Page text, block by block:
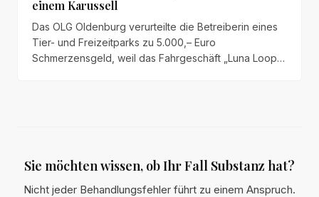
einem Karussell
Das OLG Oldenburg verurteilte die Betreiberin eines
Tier- und Freizeitparks zu 5.000,– Euro
Schmerzensgeld, weil das Fahrgeschäft „Luna Loop"
Sie möchten wissen, ob Ihr Fall Substanz hat?
Nicht jeder Behandlungsfehler führt zu einem Anspruch.